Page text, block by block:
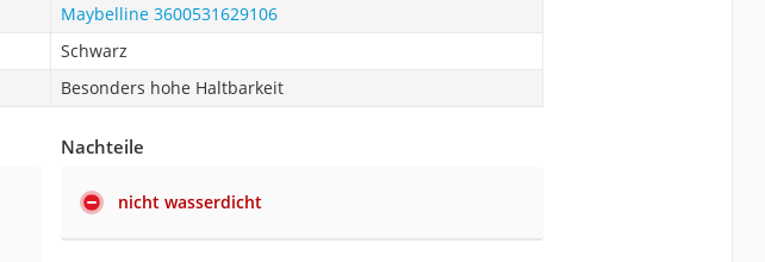
Maybelline 3600531629106
Schwarz
Besonders hohe Haltbarkeit
Nachteile
nicht wasserdicht